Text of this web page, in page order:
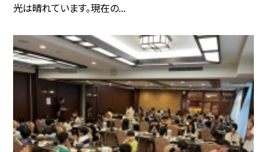
光は晴れています。現在の...